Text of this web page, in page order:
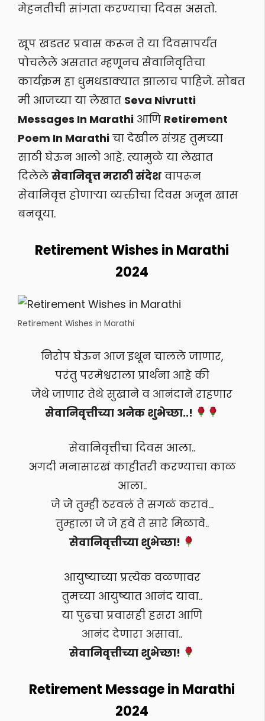
मेहनतीची सांगता करण्याचा दिवस असतो.
खूप खडतर प्रवास करून ते या दिवसापर्यंत
पोचलेले असतात म्हणूनच सेवानिवृतिचा
कार्यक्रम हा धुमधडाक्यात झालाच पाहिजे. सोबत
मी आजच्या या लेखात Seva Nivrutti
Messages In Marathi आणि Retirement
Poem In Marathi चा देखील संग्रह तुमच्या
साठी घेऊन आलो आहे. त्यामुळे या लेखात
दिलेले सेवानिवृत्त मराठी संदेश वापरून
सेवानिवृत्त होणाऱ्या व्यक्तीचा दिवस अजून खास
बनवूया.
Retirement Wishes in Marathi
2024
Retirement Wishes in Marathi
निरोप घेऊन आज इथून चालले जाणार,
परंतु परमेश्वराला प्रार्थना आहे की
जेथे जाणार तेथे सुखाने व आनंदाने राहणार
सेवानिवृत्तीच्या अनेक शुभेच्छा..!
सेवानिवृत्तीचा दिवस आला..
अगदी मनासारखं काहीतरी करण्याचा काळ
आला..
जे जे तुम्ही ठरवलं ते सगळं करावं…
तुम्हाला जे जे हवे ते सारे मिळावे..
सेवानिवृत्तीच्या शुभेच्छा!
आयुष्याच्या प्रत्येक वळणावर
तुमच्या आयुष्यात आनंद यावा..
या पुढचा प्रवासही हसरा आणि
आनंद देणारा असावा..
सेवानिवृत्तीच्या शुभेच्छा!
Retirement Message in Marathi
2024